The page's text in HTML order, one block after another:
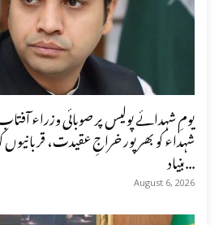
یومِ شہدائے پولیس پر صوبائی وزراء
شہداء کو بھرپور خراجِ عقیدت، قربانیوں
بنیاد...
August 6, 2026